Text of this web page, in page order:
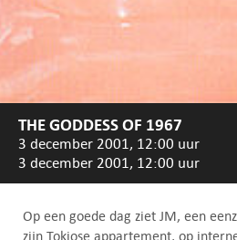
THE GODDESS OF 1967
3 december 2001, 12:00 uur
3 december 2001, 12:00 uur
Op een goede dag ziet JM, een
zijn Tokiose appartement, op